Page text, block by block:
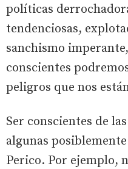
políticas
tendenciosas,
sanchismo
conscientes
peligros que nos
Ser conscientes de
algunas
Perico. Por ejemplo,